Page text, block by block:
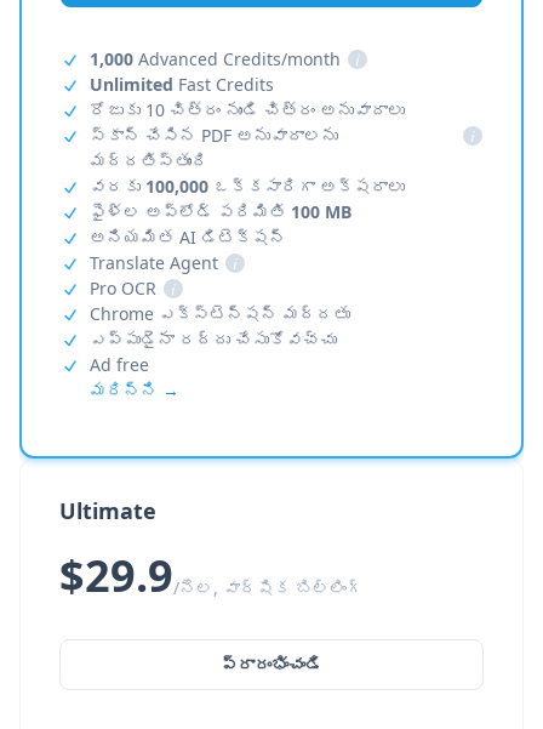
1,000 Advanced Credits/month
i
Unlimited Fast Credits
రోజుకు 10 చిత్రం నుండి చిత్రం అనువాదాలు
స్కాన్ చేసిన PDF అనువాదాలను
మద్దతిస్తుంది
i
వరకు 100,000 ఒక్కసారిగా అక్షరాలు
ఫైళ్ల అప్‌లోడ్ పరిమితి 100 MB
అనియమిత AI డిటెక్షన్
Translate Agent
i
Pro OCR
i
Chrome ఎక్స్‌టెన్షన్ మద్దతు
ఎప్పుడైనా రద్దు చేసుకోవచ్చు
Ad free
మరిన్ని →
Ultimate
$29.9/నెల, వార్షిక బిల్లింగ్
ప్రారంభించండి